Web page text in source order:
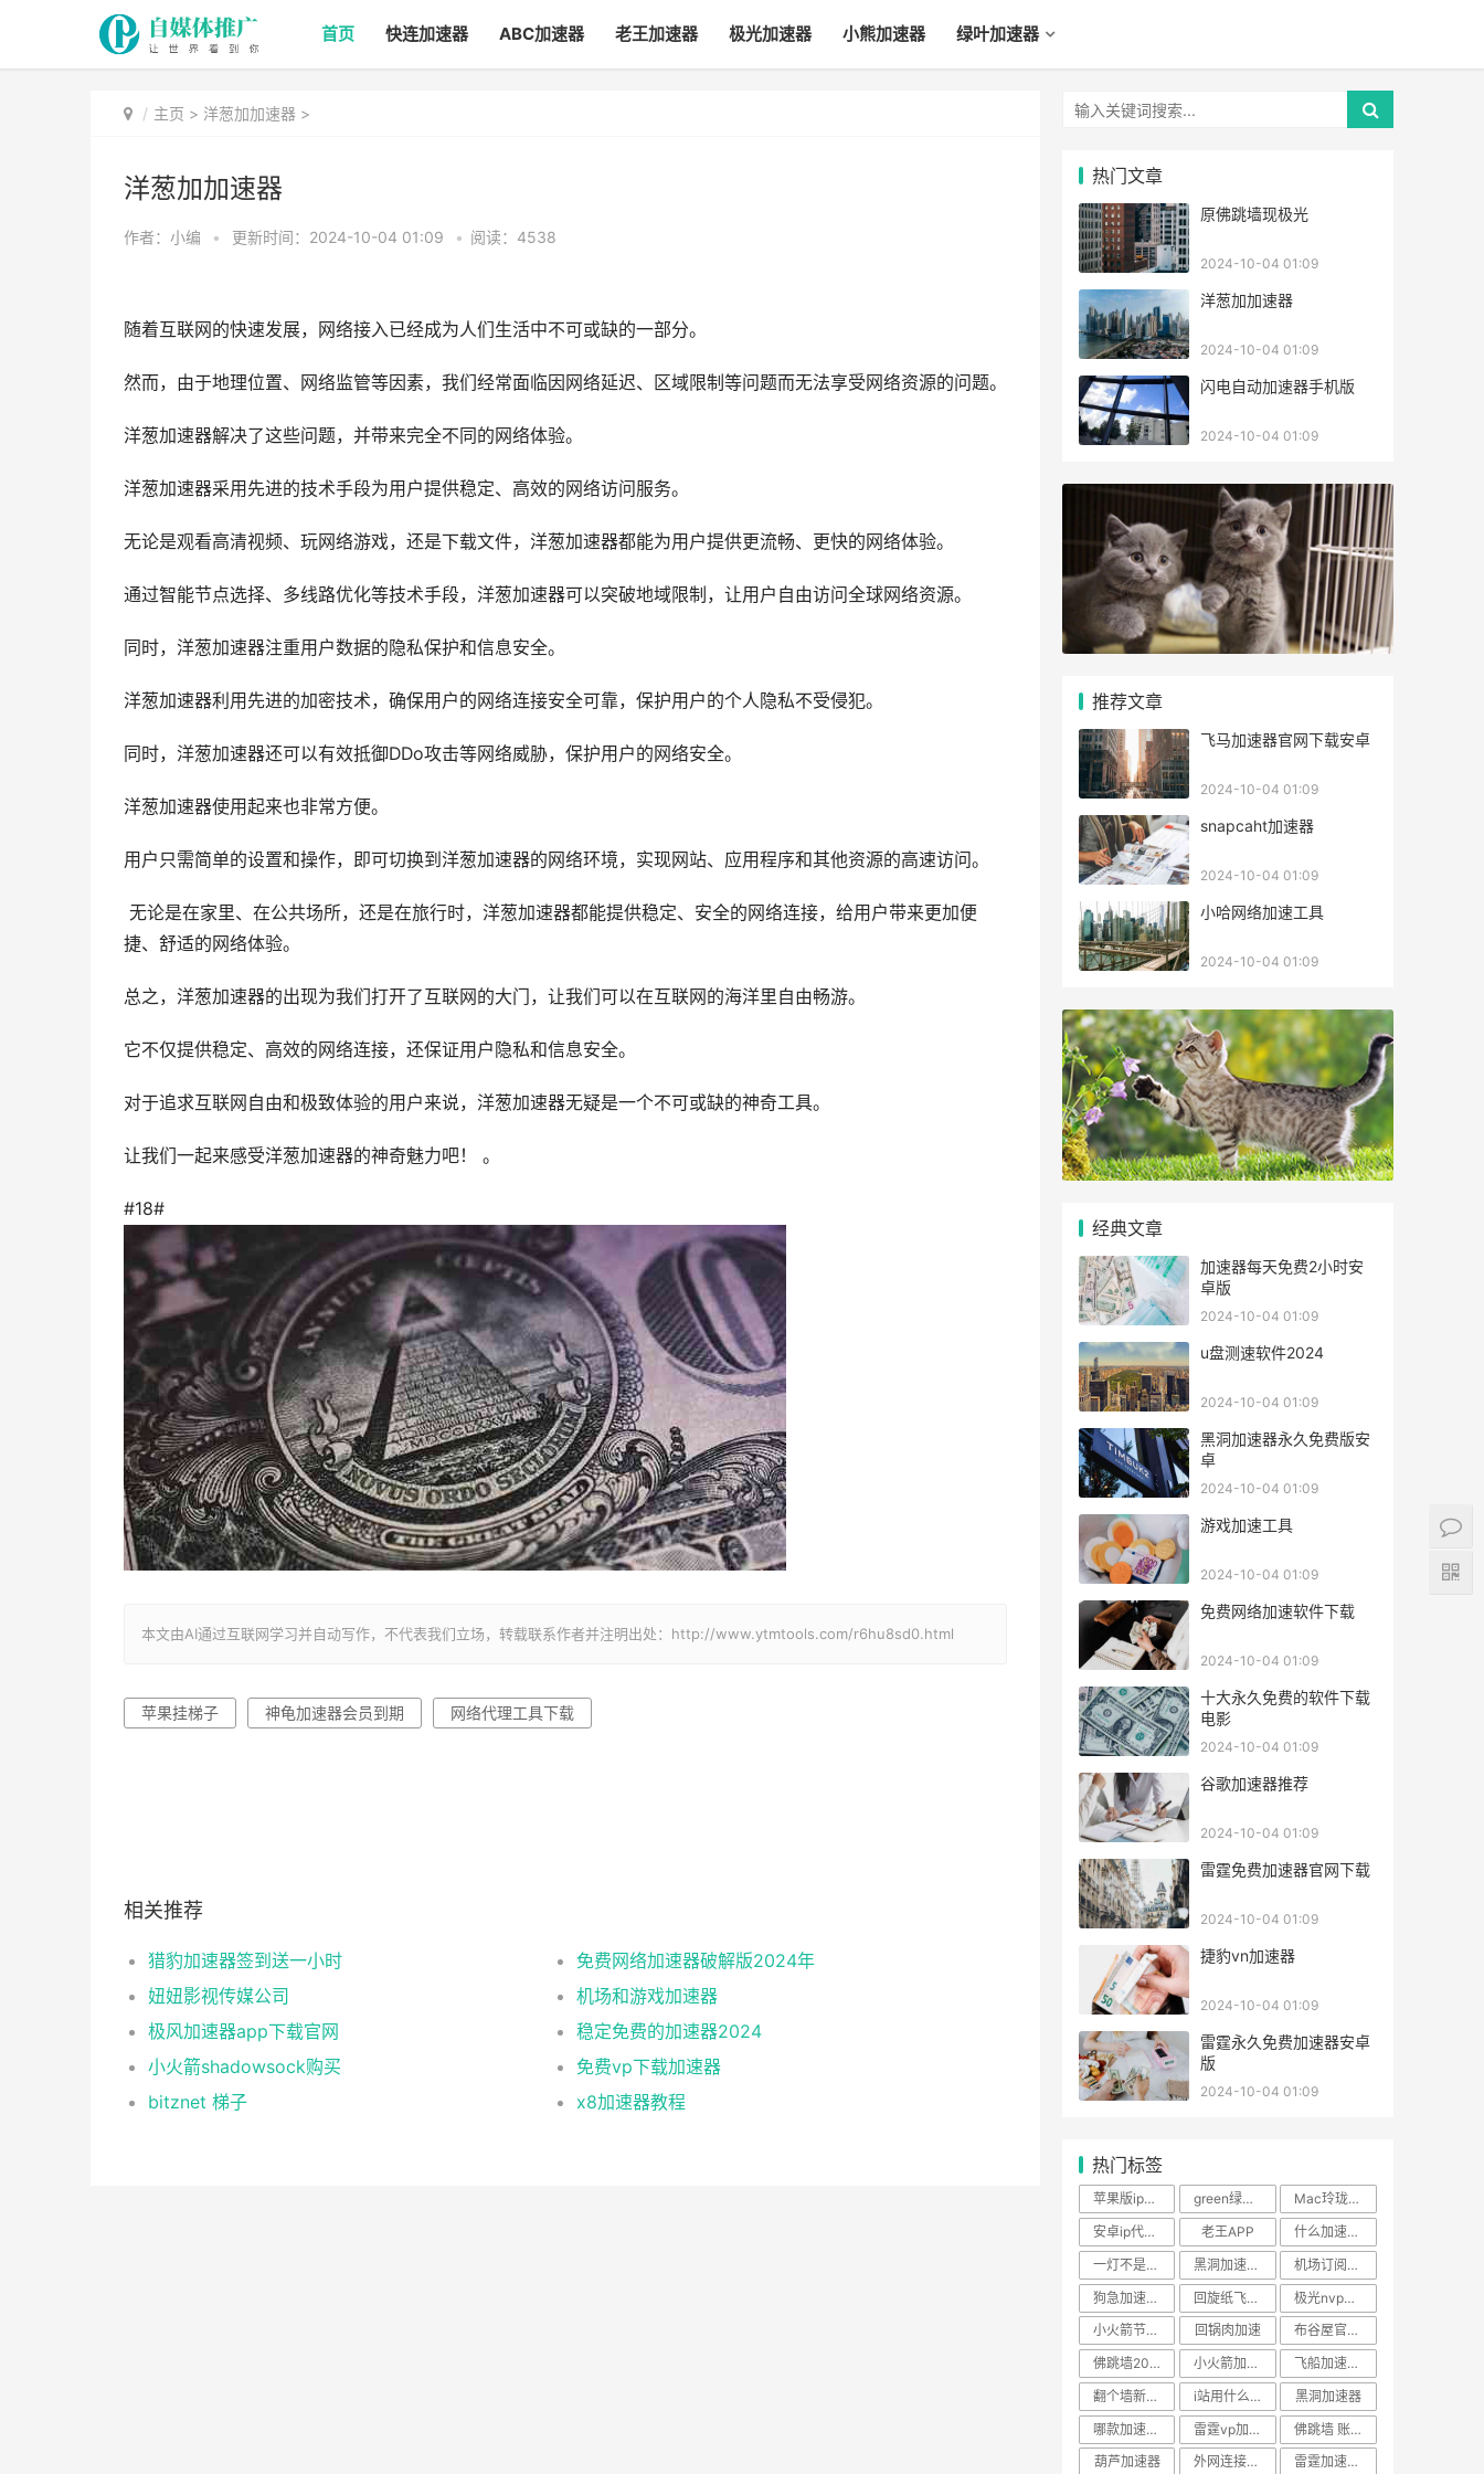
首页 快连加速器 ABC加速器 老王加速器 极光加速器 小熊加速器 绿叶加速器
主页 > 洋葱加加速器 >
洋葱加加速器
作者：小编 • 更新时间：2024-10-04 01:09 • 阅读：4538
随着互联网的快速发展，网络接入已经成为人们生活中不可或缺的一部分。
然而，由于地理位置、网络监管等因素，我们经常面临因网络延迟、区域限制等问题而无法享受网络资源的问题。
洋葱加速器解决了这些问题，并带来完全不同的网络体验。
洋葱加速器采用先进的技术手段为用户提供稳定、高效的网络访问服务。
无论是观看高清视频、玩网络游戏，还是下载文件，洋葱加速器都能为用户提供更流畅、更快的网络体验。
通过智能节点选择、多线路优化等技术手段，洋葱加速器可以突破地域限制，让用户自由访问全球网络资源。
同时，洋葱加速器注重用户数据的隐私保护和信息安全。
洋葱加速器利用先进的加密技术，确保用户的网络连接安全可靠，保护用户的个人隐私不受侵犯。
同时，洋葱加速器还可以有效抵御DDo攻击等网络威胁，保护用户的网络安全。
洋葱加速器使用起来也非常方便。
用户只需简单的设置和操作，即可切换到洋葱加速器的网络环境，实现网站、应用程序和其他资源的高速访问。
无论是在家里、在公共场所，还是在旅行时，洋葱加速器都能提供稳定、安全的网络连接，给用户带来更加便
捷、舒适的网络体验。
总之，洋葱加速器的出现为我们打开了互联网的大门，让我们可以在互联网的海洋里自由畅游。
它不仅提供稳定、高效的网络连接，还保证用户隐私和信息安全。
对于追求互联网自由和极致体验的用户来说，洋葱加速器无疑是一个不可或缺的神奇工具。
让我们一起来感受洋葱加速器的神奇魅力吧！ 。
#18#
本文由AI通过互联网学习并自动写作，不代表我们立场，转载联系作者并注明出处：http://www.ytmtools.com/r6hu8sd0.html
苹果挂梯子 神龟加速器会员到期 网络代理工具下载
相关推荐
猎豹加速器签到送一小时
免费网络加速器破解版2024年
妞妞影视传媒公司
机场和游戏加速器
极风加速器app下载官网
稳定免费的加速器2024
小火箭shadowsock购买
免费vp下载加速器
bitznet 梯子
x8加速器教程
热门文章
原佛跳墙现极光
2024-10-04 01:09
洋葱加加速器
2024-10-04 01:09
闪电自动加速器手机版
2024-10-04 01:09
推荐文章
飞马加速器官网下载安卓
2024-10-04 01:09
snapcaht加速器
2024-10-04 01:09
小哈网络加速工具
2024-10-04 01:09
经典文章
加速器每天免费2小时安
卓版
2024-10-04 01:09
u盘测速软件2024
2024-10-04 01:09
黑洞加速器永久免费版安
卓
2024-10-04 01:09
游戏加速工具
2024-10-04 01:09
免费网络加速软件下载
2024-10-04 01:09
十大永久免费的软件下载
电影
2024-10-04 01:09
谷歌加速器推荐
2024-10-04 01:09
雷霆免费加速器官网下载
2024-10-04 01:09
捷豹vn加速器
2024-10-04 01:09
雷霆永久免费加速器安卓
版
2024-10-04 01:09
热门标签
苹果版ip转换器免费版 green绿色加速器
Mac玲珑加速器破解版
安卓ip代理免费使用
老王APP
什么加速器能加速谷歌
一灯不是和尚灯蓝app下载破解版
黑洞加速器永久免费版
机场订阅地址 免费
狗急加速器安卓版下载
回旋纸飞机怎么
极光nvp官网
小火箭节点购买
回锅肉加速
布谷屋官网下载
佛跳墙2024官方下载
小火箭加速器节点购买
飞船加速器下载官网
翻个墙新地址2024
i站用什么加速器好
黑洞加速器
哪款加速器可以进ins
雷霆vp加速器
佛跳墙 账号
葫芦加速器
外网连接器下载
雷霆加速器破解版下载百度云